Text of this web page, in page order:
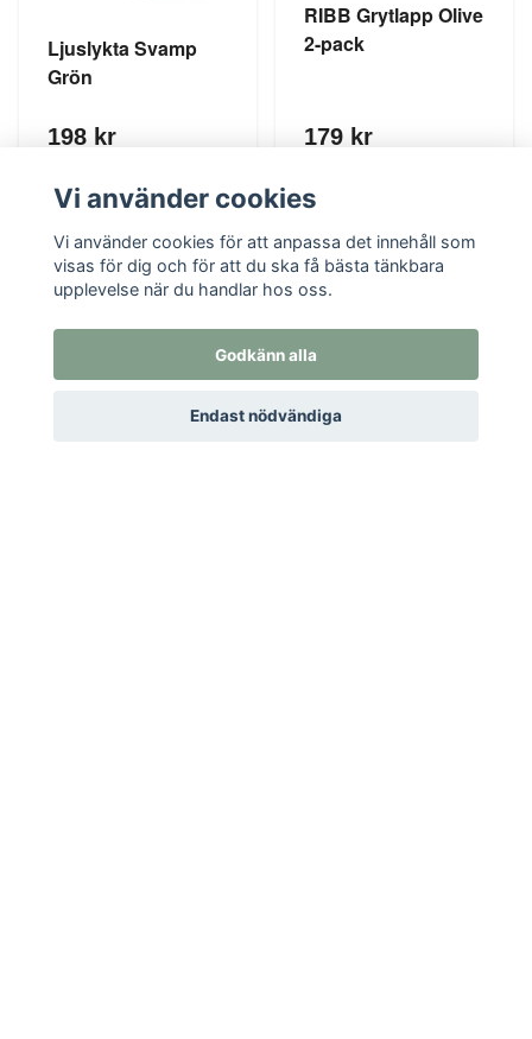
Ljuslykta Svamp
Grön
198 kr
KÖP
RIBB Grytlapp Olive
2-pack
179 kr
Vi använder cookies
Vi använder cookies för att anpassa det innehåll som
visas för dig och för att du ska få bästa tänkbara
upplevelse när du handlar hos oss.
Godkänn alla
Endast nödvändiga